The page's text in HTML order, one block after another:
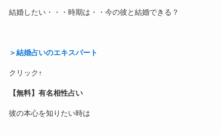
結婚したい・・・時期は・・今の彼と結婚できる？
＞結婚占いのエキスパート
クリック↑
【無料】有名相性占い
彼の本心を知りたい時は